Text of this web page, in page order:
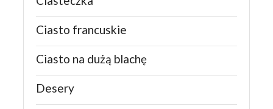
Ciasto francuskie
Ciasto na dużą blachę
Desery